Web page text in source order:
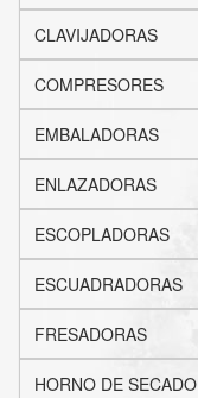
CLAVIJADORAS
COMPRESORES
EMBALADORAS
ENLAZADORAS
ESCOPLADORAS
ESCUADRADORAS
FRESADORAS
HORNO DE SECADO